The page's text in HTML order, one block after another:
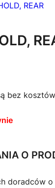
bez
O
doradców